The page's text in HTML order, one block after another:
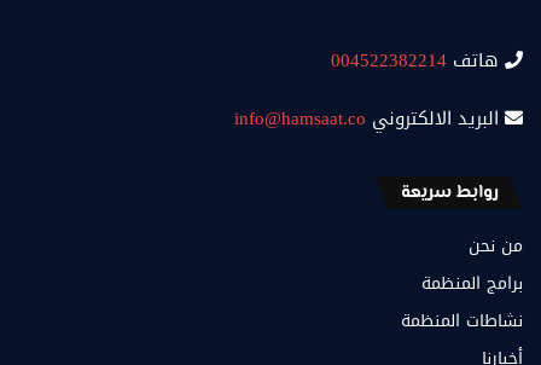
هاتف 004522382214
البريد الالكتروني info@hamsaat.co
روابط سريعة
من نحن
برامج المنظمة
نشاطات المنظمة
أخبارنا